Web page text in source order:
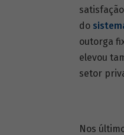
do
outorga
elevou
setor
Nos